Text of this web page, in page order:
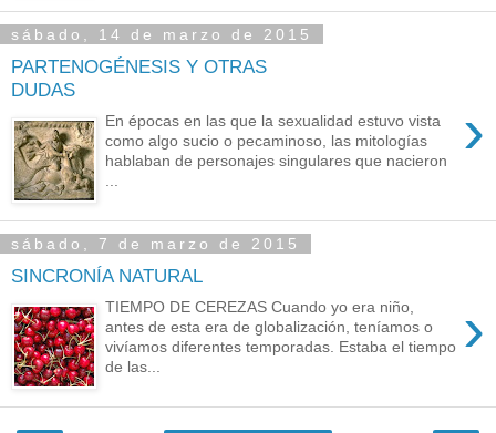
sábado, 14 de marzo de 2015
PARTENOGÉNESIS Y OTRAS
DUDAS
›
En épocas en las que la sexualidad estuvo vista
como algo sucio o pecaminoso, las mitologías
hablaban de personajes singulares que nacieron
...
sábado, 7 de marzo de 2015
SINCRONÍA NATURAL
›
TIEMPO DE CEREZAS Cuando yo era niño,
antes de esta era de globalización, teníamos o
vivíamos diferentes temporadas. Estaba el tiempo
de las...